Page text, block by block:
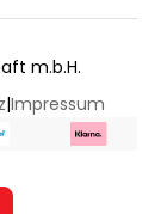
m.b.H.
|Impressum